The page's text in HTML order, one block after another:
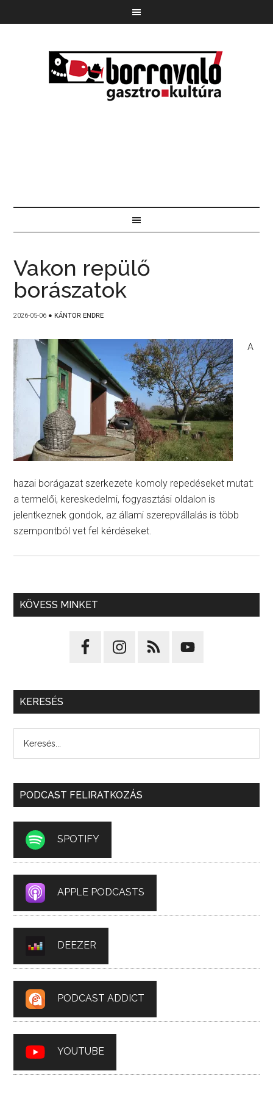
Vakon repülő
borászatok
2026-05-06 ● KÁNTOR ENDRE
A
hazai borágazat szerkezete komoly repedéseket mutat:
a termelői, kereskedelmi, fogyasztási oldalon is
jelentkeznek gondok, az állami szerepvállalás is több
szempontból vet fel kérdéseket.
KÖVESS MINKET
KERESÉS
PODCAST FELIRATKOZÁS
SPOTIFY
APPLE PODCASTS
DEEZER
PODCAST ADDICT
YOUTUBE